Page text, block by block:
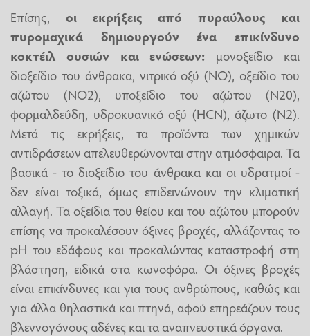
Επίσης, οι εκρήξεις από πυραύλους και
πυρομαχικά δημιουργούν ένα επικίνδυνο
κοκτέιλ ουσιών και ενώσεων: μονοξείδιο και
διοξείδιο του άνθρακα, νιτρικό οξύ (NO), οξείδιο του
αζώτου (NO2), υποξείδιο του αζώτου (N20),
φορμαλδεΰδη, υδροκυανικό οξύ (HCN), άζωτο (N2).
Μετά τις εκρήξεις, τα προϊόντα των χημικών
αντιδράσεων απελευθερώνονται στην ατμόσφαιρα. Τα
βασικά - το διοξείδιο του άνθρακα και οι υδρατμοί -
δεν είναι τοξικά, όμως επιδεινώνουν την κλιματική
αλλαγή. Τα οξείδια του θείου και του αζώτου μπορούν
επίσης να προκαλέσουν όξινες βροχές, αλλάζοντας το
pH του εδάφους και προκαλώντας καταστροφή στη
βλάστηση, ειδικά στα κωνοφόρα. Οι όξινες βροχές
είναι επικίνδυνες και για τους ανθρώπους, καθώς και
για άλλα θηλαστικά και πτηνά, αφού επηρεάζουν τους
βλεννογόνους αδένες και τα αναπνευστικά όργανα.